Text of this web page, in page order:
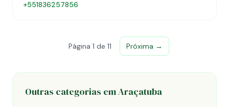
+551836257856
Página 1 de 11 Próxima →
Outras categorias em Araçatuba